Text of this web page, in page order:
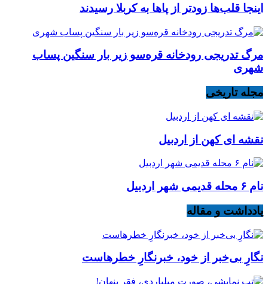
اینجا قلب‌ها زودتر از پاها به کربلا رسیدند
مرگ تدریجی رودخانه قره‌سو زیر بار سنگین پساب
شهری
مجله تاریخی
نقشه ای کهن از اردبیل
نام ۶ محله قدیمی شهر اردبیل
یادداشت و مقاله
نگارِ بی‌خبر از خود، خبرنگارِ خطرهاست